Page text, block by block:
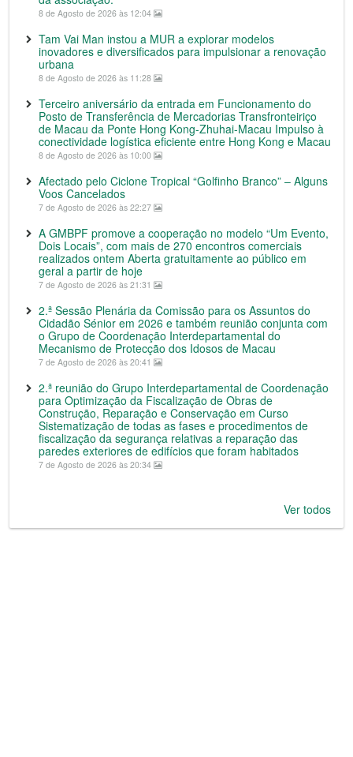
8 de Agosto de 2026 às 12:04
Tam Vai Man instou a MUR a explorar modelos
inovadores e diversificados para impulsionar a renovação
urbana
8 de Agosto de 2026 às 11:28
Terceiro aniversário da entrada em Funcionamento do
Posto de Transferência de Mercadorias Transfronteiriço
de Macau da Ponte Hong Kong-Zhuhai-Macau Impulso à
conectividade logística eficiente entre Hong Kong e Macau
8 de Agosto de 2026 às 10:00
Afectado pelo Ciclone Tropical “Golfinho Branco” – Alguns
Voos Cancelados
7 de Agosto de 2026 às 22:27
A GMBPF promove a cooperação no modelo “Um Evento,
Dois Locais”, com mais de 270 encontros comerciais
realizados ontem Aberta gratuitamente ao público em
geral a partir de hoje
7 de Agosto de 2026 às 21:31
2.ª Sessão Plenária da Comissão para os Assuntos do
Cidadão Sénior em 2026 e também reunião conjunta com
o Grupo de Coordenação Interdepartamental do
Mecanismo de Protecção dos Idosos de Macau
7 de Agosto de 2026 às 20:41
2.ª reunião do Grupo Interdepartamental de Coordenação
para Optimização da Fiscalização de Obras de
Construção, Reparação e Conservação em Curso
Sistematização de todas as fases e procedimentos de
fiscalização da segurança relativas a reparação das
paredes exteriores de edifícios que foram habitados
7 de Agosto de 2026 às 20:34
Ver todos